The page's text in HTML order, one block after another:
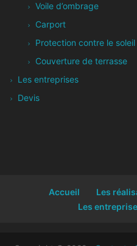
Voile d’ombrage
Carport
Protection contre le soleil
Couverture de terrasse
Les entreprises
Devis
Accueil Les
Les